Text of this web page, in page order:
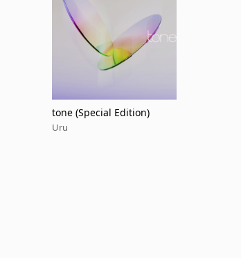
tone (Special Edition)
Uru